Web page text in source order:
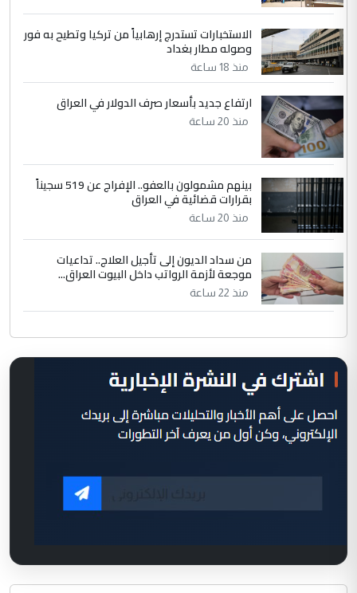
الاستخبارات تستدرج إرهابياً من تركيا وتطيح به فور
وصوله مطار بغداد
منذ 18 ساعة
ارتفاع جديد بأسعار صرف الدولار في العراق
منذ 20 ساعة
بينهم مشمولون بالعفو.. الإفراج عن 519 سجيناً
بقرارات قضائية في العراق
منذ 20 ساعة
من سداد الديون إلى تأجيل العلاج.. تداعيات
موجعة لأزمة الرواتب داخل البيوت العراق...
منذ 22 ساعة